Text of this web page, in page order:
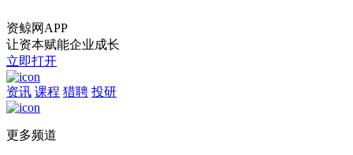
资鲸网APP
让资本赋能企业成长
立即打开
资讯 课程 猎聘 投研
更多频道